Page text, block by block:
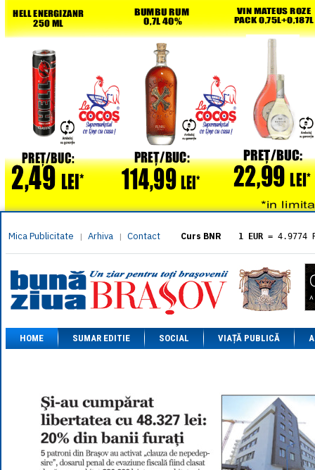
Mica Publicitate | Arhiva | Contact Curs BNR 1 EUR = 4.9774
= 5.8304
1 XAU= 464.4611
1 AED= 1.1933
1 AUD= 2.7957
1 BGN= 2.5449
1 CAD= 3.1559
1 CHF= 5.2813
= 0.0860
1 HUF= 1.2223
1 INR
= 0.0513
1 JPY
= 3.0556
1 KRW
= 0.3047
1 MDL
= 0.2538
HOME SUMAR EDITIE SOCIAL VIAȚĂ PUBLICĂ